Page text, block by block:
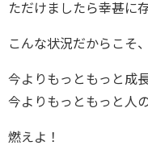
ただけましたら幸甚に
こんな状況だからこそ
今よりもっともっと成
今よりもっともっと人
燃えよ！